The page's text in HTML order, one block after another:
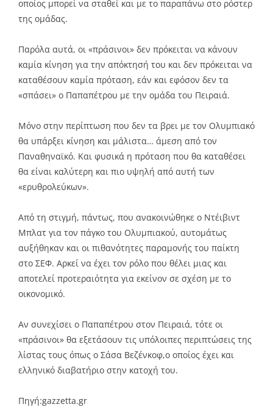
οποίος μπορεί να σταθεί και με το παραπάνω στο ρόστερ
της ομάδας.
Παρόλα αυτά, οι «πράσινοι» δεν πρόκειται να κάνουν
καμία κίνηση για την απόκτησή του και δεν πρόκειται να
καταθέσουν καμία πρόταση, εάν και εφόσον δεν τα
«σπάσει» ο Παπαπέτρου με την ομάδα του Πειραιά.
Μόνο στην περίπτωση που δεν τα βρει με τον Ολυμπιακό
θα υπάρξει κίνηση και μάλιστα… άμεση από τον
Παναθηναϊκό. Και φυσικά η πρόταση που θα καταθέσει
θα είναι καλύτερη και πιο υψηλή από αυτή των
«ερυθρολεύκων».
Από τη στιγμή, πάντως, που ανακοινώθηκε ο Ντέιβιντ
Μπλατ για τον πάγκο του Ολυμπιακού, αυτομάτως
αυξήθηκαν και οι πιθανότητες παραμονής του παίκτη
στο ΣΕΦ. Αρκεί να έχει τον ρόλο που θέλει μιας και
αποτελεί προτεραιότητα για εκείνον σε σχέση με το
οικονομικό.
Αν συνεχίσει ο Παπαπέτρου στον Πειραιά, τότε οι
«πράσινοι» θα εξετάσουν τις υπόλοιπες περιπτώσεις της
λίστας τους όπως ο Σάσα Βεζένκοφ,ο οποίος έχει και
ελληνικό διαβατήριο στην κατοχή του.
Πηγή:gazzetta.gr